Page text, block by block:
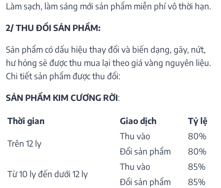
Làm sạch, làm sáng mới sản phẩm miễn phí vô thời hạn.
2/ THU ĐỔI SẢN PHẨM:
Sản phẩm có dấu hiệu thay đổi và biến dạng, gãy, nứt,
hư hỏng sẽ được thu mua lại theo giá vàng nguyên liệu.
Chi tiết sản phẩm được thu đổi:
SẢN PHẨM KIM CƯƠNG RỜI:
Thời gian Giao dịch Tỷ lệ
Trên 12 ly
Thu vào
80%
Đổi sản phẩm
80%
Từ 10 ly đến dưới 12 ly
Thu vào
85%
Đổi sản phẩm
85%